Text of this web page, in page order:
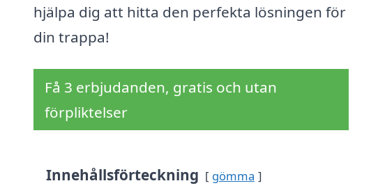
hjälpa dig att hitta den perfekta lösningen för
din trappa!
Få 3 erbjudanden, gratis och utan
förpliktelser
Innehållsförteckning gömma